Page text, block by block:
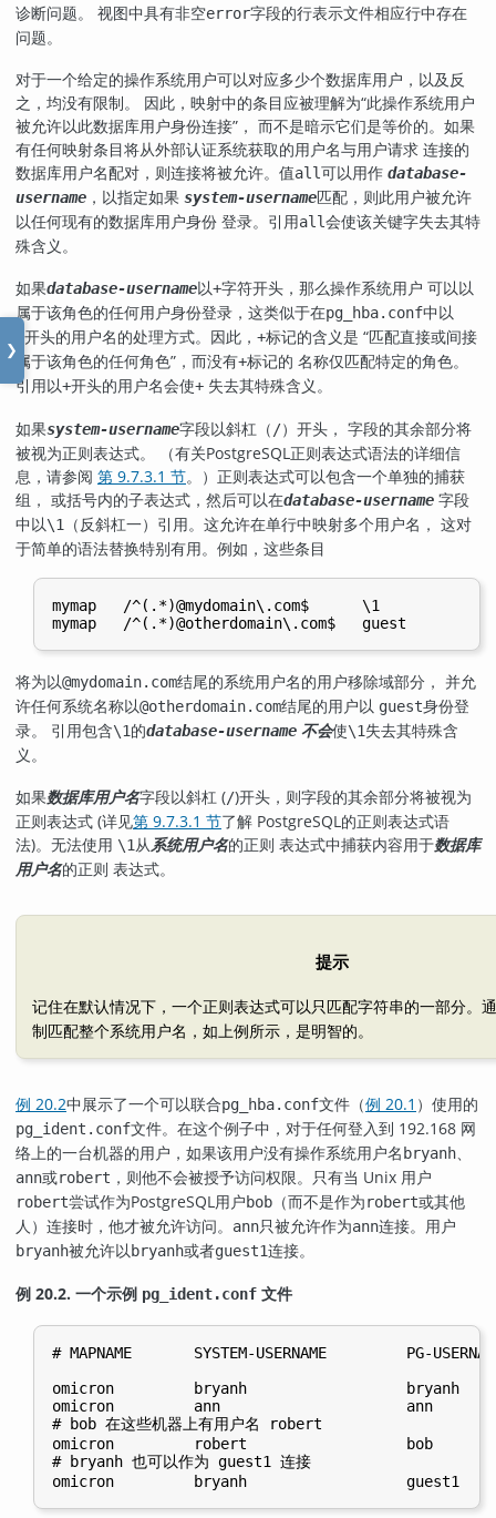
❯
诊断问题。 视图中具有非空error字段的行表示文件相应行中存在
问题。
对于一个给定的操作系统用户可以对应多少个数据库用户，以及反
之，均没有限制。 因此，映射中的条目应被理解为“此操作系统用户
被允许以此数据库用户身份连接” ， 而不是暗示它们是等价的。如果
有任何映射条目将从外部认证系统获取的用户名与用户请求 连接的
数据库用户名配对，则连接将被允许。值all可以用作 database-
username ，以指定如果 system-username匹配，则此用户被允许
以任何现有的数据库用户身份 登录。引用all会使该关键字失去其特
殊含义。
如果database-username以+字符开头，那么操作系统用户 可以以
属于该角色的任何用户身份登录，这类似于在pg_hba.conf中以
开头的用户名的处理方式。因此， +标记的含义是 “匹配直接或间接
属于该角色的任何角色” ，而没有+标记的 名称仅匹配特定的角色。
引用以+开头的用户名会使+ 失去其特殊含义。
如果system-username字段以斜杠（ /）开头， 字段的其余部分将
被视为正则表达式。 （有关PostgreSQL 正则表达式语法的详细信
息，请参阅 第 9.7.3.1 节。）正则表达式可以包含一个单独的捕获
组， 或括号内的子表达式，然后可以在database-username 字段
中以\1
（反斜杠一）引用。这允许在单行中映射多个用户名， 这对
于简单的语法替换特别有用。例如，这些条目
mymap   /^(.*)@mydomain\.com$      \1
将为以@mydomain.com结尾的系统用户名的用户移除域部分， 并允
许任何系统名称以@otherdomain.com结尾的用户以 guest身份登
录。 引用包含\1的database-username 不会使\1失去其特殊含
义。
如果数据库用户名字段以斜杠 (/)开头，则字段的其余部分将被视为
正则表达式 (详见第 9.7.3.1 节了解 PostgreSQL的正则表达式语
法)。无法使用 \1从系统用户名的正则 表达式中捕获内容用于数据库
用户名的正则 表达式。
提示
记住在默认情况下，一个正则表达式可以只匹配字符串的一部分。
制匹配整个系统用户名，如上例所示，是明智的。
例 20.2中展示了一个可以联合pg_hba.conf文件（例 20.1 ）使用的
pg_ident.conf文件。在这个例子中，对于任何登入到 192.168 网
络上的一台机器的用户，如果该用户没有操作系统用户名 bryanh、
ann或robert ，则他不会被授予访问权限。只有当 Unix 用户
robert尝试作为PostgreSQL用户bob （而不是作为robert或其他
人）连接时，他才被允许访问。
ann只被允许作为ann连接。用户
bryanh被允许以bryanh或者guest1连接。
例 20.2. 一个示例 pg_ident.conf 文件
# MAPNAME       SYSTEM-USERNAME         PG-
omicron         bryanh                  bryanh
omicron         ann                     ann
# bob 在这些机器上有用户名 robert
omicron         robert                  bob
# bryanh 也可以作为 guest1 连接